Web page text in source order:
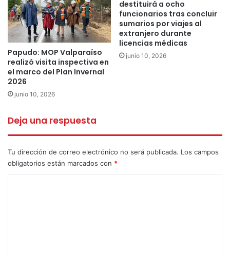
avanzar de manera coordinada en soluciones reales para
el territorio.
Desde el municipio señalaron que estas gestiones forman
parte de una línea de trabajo permanente, enfocada en
fortalecer la seguridad comunal y entregar mayor
tranquilidad a la ciudadanía, consolidando una
de la comunidad de Petorca.
Papudo: MOP Valparaíso
realizó visita inspectiva en
el marco del Plan Invernal
2026
junio 10, 2026
destituirá a ocho
funcionarios tras concluir
sumarios por viajes al
extranjero durante
licencias médicas
junio 10, 2026
Deja una respuesta
Tu dirección de correo electrónico no será publicada. Los campos
obligatorios están marcados con *